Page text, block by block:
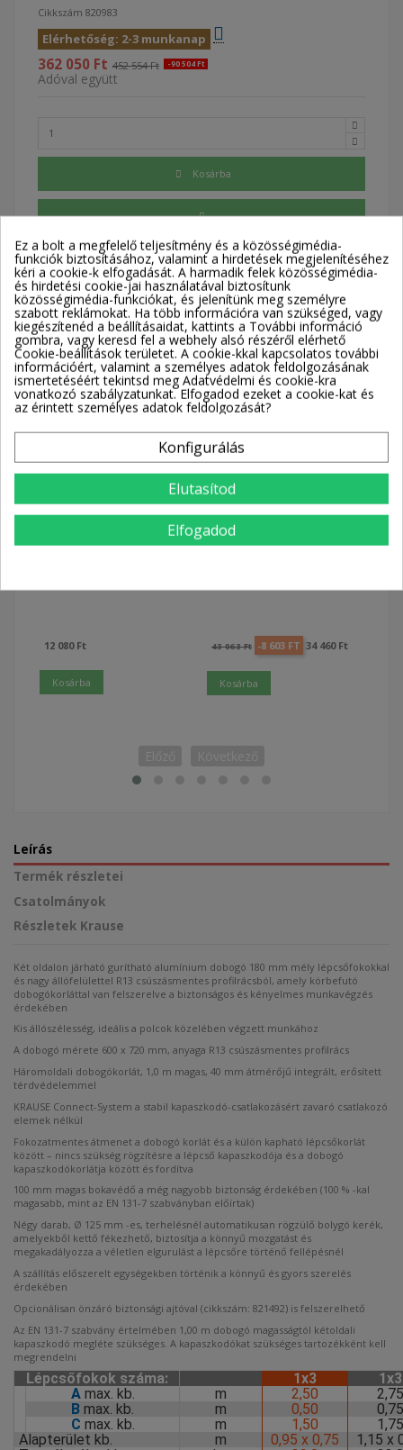
Cikkszám 820983
Elérhetőség: 2-3 munkanap
362 050 Ft 452 554 Ft -90 504 Ft
Adóval együtt
Kosárba
Munkamagasság 2,50 m Állómagasság
0,5 m
Ingyenes szállítás!
Szállítással kapcsolatos információk
Partnereink
Szállítási idő
Munkanapokon: reggel
8 és 17 óra között
KAPCSOLÓDÓ TERMÉKEK
Krause MÁGNESES
Ár
12 080 Ft
Kosárba
KRAUSE Biztosítókorlát
dobogóhoz
Normál ár
43 063 Ft -8 603 FT Ár
34 460 Ft
Kosárba
Leírás
Termék részletei
Csatolmányok
Részletek Krause
Két oldalon járható gurítható alumínium dobogó 180 mm mély lépcsőfokokkal
és nagy állófelülettel R13 csúszásmentes profilrácsból, amely körbefutó
dobogókorláttal van felszerelve a biztonságos és kényelmes munkavégzés
érdekében
Kis állószélesség, ideális a polcok közelében végzett munkához
A dobogó mérete 600 x 720 mm, anyaga R13 csúszásmentes profilrács
Háromoldali dobogókorlát, 1,0 m magas, 40 mm átmérőjű integrált, erősített
térdvédelemmel
KRAUSE Connect-System a stabil kapaszkodó-csatlakozásért zavaró csatlakozó
elemek nélkül
Fokozatmentes átmenet a dobogó korlát és a külön kapható lépcsőkorlát
között – nincs szükség rögzítésre a lépcső kapaszkodója és a dobogó
kapaszkodókorlátja között és fordítva
100 mm magas bokavédő a még nagyobb biztonság érdekében (100 % -kal
magasabb, mint az EN 131-7 szabványban előírtak)
Négy darab, Ø 125 mm -es, terhelésnél automatikusan rögzülő bolygó kerék,
amelyekből kettő fékezhető, biztosítja a könnyű mozgatást és
megakadályozza a véletlen elgurulást a lépcsőre történő fellépésnél
A szállítás előszerelt egységekben történik a könnyű és gyors szerelés
érdekében
Opcionálisan önzáró biztonsági ajtóval (cikkszám: 821492) is felszerelhető
Az EN 131-7 szabvány értelmében 1,00 m dobogó magasságtól kétoldali
kapaszkodó megléte szükséges. A kapaszkodókat szükséges tartozékként kell
megrendelni
Lépcsőfokok száma: 1x3
1x3
Amax. kb. m 2,50
2,75
B max. kb. m 0,50
0,75
C max. kb. m 1,50
1,75
Alapterület kb.
m 0,95 x 0,75
1,15 x
Ez a bolt a megfelelő teljesítmény és a közösségimédia-
funkciók biztosításához, valamint a hirdetések megjelenítéséhez
kéri a cookie-k elfogadását. A harmadik felek közösségimédia-
és hirdetési cookie-jai használatával biztosítunk
közösségimédia-funkciókat, és jelenítünk meg személyre
szabott reklámokat. Ha több információra van szükséged, vagy
kiegészítenéd a beállításaidat, kattints a További információ
gombra, vagy keresd fel a webhely alsó részéről elérhető
Cookie-beállítások területet. A cookie-kkal kapcsolatos további
információért, valamint a személyes adatok feldolgozásának
ismertetéséért tekintsd meg Adatvédelmi és cookie-kra
vonatkozó szabályzatunkat. Elfogadod ezeket a cookie-kat és
az érintett személyes adatok feldolgozását?
Konfigurálás
Elutasítod
Elfogadod